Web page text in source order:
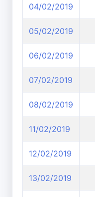
04/02/2019
05/02/2019
06/02/2019
07/02/2019
08/02/2019
11/02/2019
12/02/2019
13/02/2019